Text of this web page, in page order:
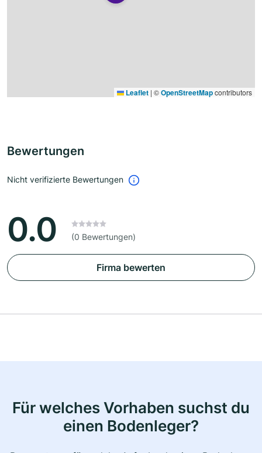
Leaflet | ©OpenStreetMapcontributors
Bewertungen
Nicht verifizierte Bewertungen
0.0 (0 Bewertungen)
Firma bewerten
Für welches Vorhaben suchst du
einen Bodenleger?